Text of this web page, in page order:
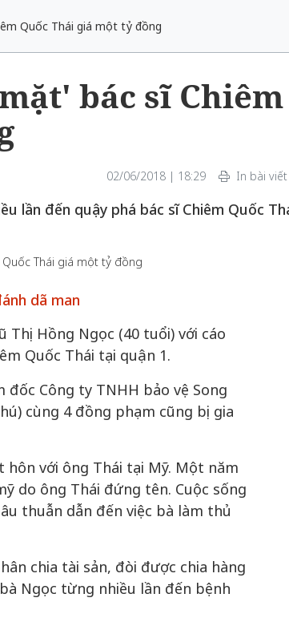
Quốc Thái giá một tỷ đồng
bác sĩ Chiêm
02/06/2018 | 18:29 In bài viết
lần đến quậy phá bác sĩ Chiêm Quốc
dã man
Thị Hồng Ngọc (40 tuổi) với cáo
Quốc Thái tại quận 1.
đốc Công ty TNHH bảo vệ Song
cùng 4 đồng phạm cũng bị gia
hôn với ông Thái tại Mỹ. Một năm
do ông Thái đứng tên. Cuộc sống
thuẫn dẫn đến việc bà làm thủ
chia tài sản, đòi được chia hàng
Ngọc từng nhiều lần đến bệnh
Bắc Biên - Giữ một
TS. Trần Kim Hào